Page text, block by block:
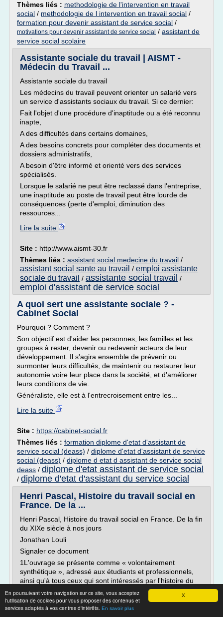
X
En poursuivant votre navigation sur ce site, vous acceptez
l'utilisation de cookies pour vous proposer des contenus et
services adaptés à vos centres d'intérêts. En savoir plus
Thèmes liés : methodologie de l'intervention en travail
social / methodologie de l intervention en travail social /
formation pour devenir assistant de service social /
motivations pour devenir assistant de service social / assistant de
service social scolaire
Assistante sociale du travail | AISMT -
Médecin du Travail ...
Assistante sociale du travail
Les médecins du travail peuvent orienter un salarié vers
un service d'assistants sociaux du travail. Si ce dernier:
Fait l'objet d'une procédure d'inaptitude ou a été reconnu
inapte,
A des difficultés dans certains domaines,
A des besoins concrets pour compléter des documents et
dossiers administratifs,
A besoin d'être informé et orienté vers des services
spécialisés.
Lorsque le salarié ne peut être reclassé dans l'entreprise,
une inaptitude au poste de travail peut être lourde de
conséquences (perte d'emploi, diminution des
ressources...
Lire la suite
Site : http://www.aismt-30.fr
Thèmes liés : assistant social medecine du travail /
assistant social sante au travail / emploi assistante
sociale du travail / assistante social travail /
emploi d'assistant de service social
A quoi sert une assistante sociale ? -
Cabinet Social
Pourquoi ? Comment ?
Son objectif est d'aider les personnes, les familles et les
groupes à rester, devenir ou redevenir acteurs de leur
développement. Il s'agira ensemble de prévenir ou
surmonter leurs difficultés, de maintenir ou restaurer leur
autonomie voire leur place dans la société, et d'améliorer
leurs conditions de vie.
Généraliste, elle est à l'entrecroisement entre les...
Lire la suite
Site : https://cabinet-social.fr
Thèmes liés : formation diplome d'etat d'assistant de
service social (deass) / diplome d'etat d'assistant de service
social (deass) / diplome d etat d assistant de service social
deass / diplome d'etat assistant de service social
/ diplome d'etat d'assistant du service social
Henri Pascal, Histoire du travail social en
France. De la ...
Henri Pascal, Histoire du travail social en France. De la fin
du XIXe siècle à nos jours
Jonathan Louli
Signaler ce document
1L'ouvrage se présente comme « volontairement
synthétique », adressé aux étudiants et professionnels,
ainsi qu'à tous ceux qui sont intéressés par l'histoire du
travail social. L'auteur, sociologue et formateur en travail
social, reprend ici des recherches...
Lire la suite